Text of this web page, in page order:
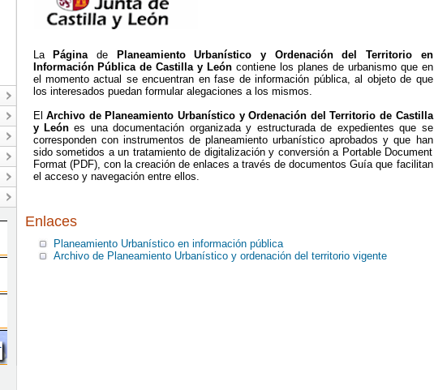
La Página de
Planeamiento Urbanístico y Ordenación del Territorio en
Información Pública de Castilla y León contiene los planes de urbanismo que en
el momento actual se encuentran en fase de información pública, al objeto de que
los interesados puedan formular alegaciones a los mismos.
ElArchivo de Planeamiento Urbanístico y Ordenación del Territorio de Castilla
y Leónes una documentación organizada y estructurada de expedientes que se
corresponden con instrumentos de planeamiento urbanístico aprobados y que han
sido sometidos a un tratamiento de digitalización y conversión a Portable Document
Format (PDF), con la creación de enlaces a través de documentos Guía que facilitan
el acceso y navegación entre ellos.
Enlaces
Planeamiento Urbanístico en información pública
Archivo de Planeamiento Urbanístico y ordenación del territorio vigente